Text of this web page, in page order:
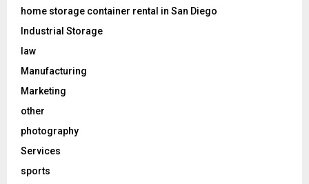
home storage container rental in San Diego
Industrial Storage
law
Manufacturing
Marketing
other
photography
Services
sports